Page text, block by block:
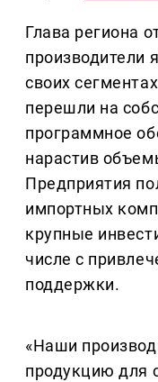
Глава региона
производители
своих
перешли на
программное
нарастив
Предприятия
импортных
крупные
числе с
поддержки.
«Наши
продукцию для